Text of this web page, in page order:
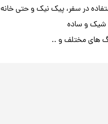
در سفر، پیک نیک و حتی خانه
شیک و ساده
های مختلف و ..